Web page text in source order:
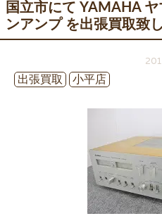
国立市にて YAMAHA
ンアンプ を出張買取致
出張買取
小平店